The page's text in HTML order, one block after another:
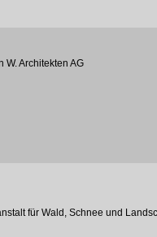
W. Architekten AG
für Wald, Schnee und